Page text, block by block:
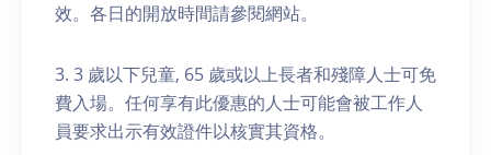
效。各日的開放時間請參閱網站。
3. 3 歲以下兒童, 65 歲或以上長者和殘障人士可免
費入場。任何享有此優惠的人士可能會被工作人
員要求出示有效證件以核實其資格。